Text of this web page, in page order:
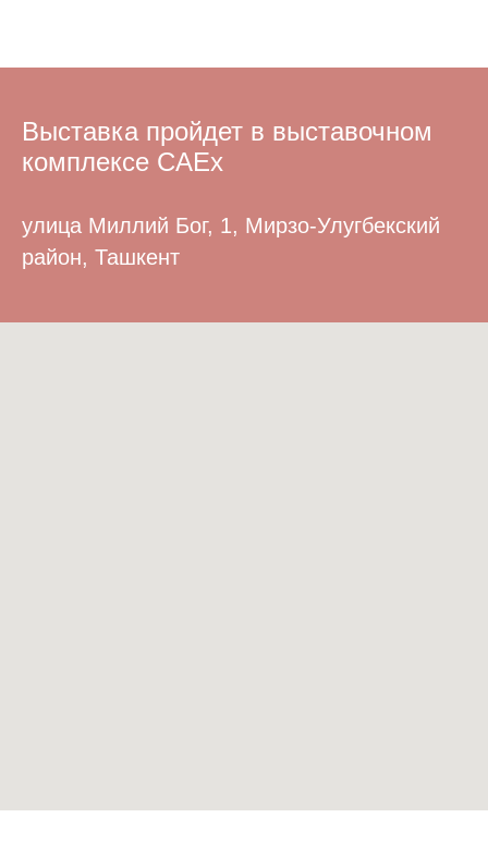
Выставка пройдет в выставочном
комплексе CAEx
улица Миллий Бог, 1, Мирзо-Улугбекский
район, Ташкент